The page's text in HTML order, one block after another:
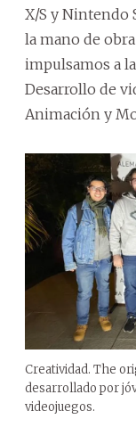
X/S y Nintendo
la mano de
impulsamos a
Desarrollo de
Animación y
Creatividad. The
desarrollado por
videojuegos.